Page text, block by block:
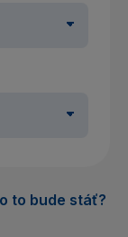
to bude stáť?